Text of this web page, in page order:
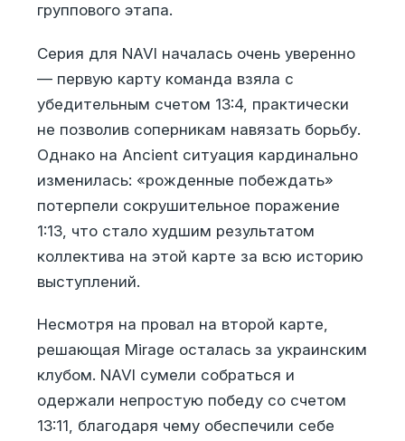
группового этапа.
Серия для NAVI началась очень уверенно
— первую карту команда взяла с
убедительным счетом 13:4, практически
не позволив соперникам навязать борьбу.
Однако на Ancient ситуация кардинально
изменилась: «рожденные побеждать»
потерпели сокрушительное поражение
1:13, что стало худшим результатом
коллектива на этой карте за всю историю
выступлений.
Несмотря на провал на второй карте,
решающая Mirage осталась за украинским
клубом. NAVI сумели собраться и
одержали непростую победу со счетом
13:11, благодаря чему обеспечили себе